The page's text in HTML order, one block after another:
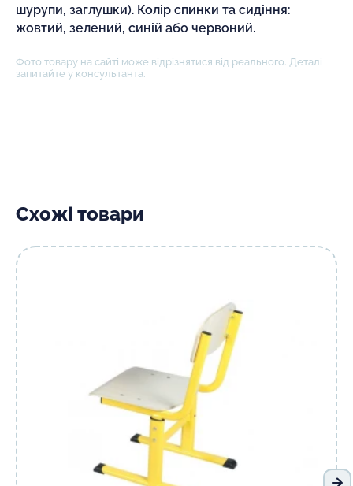
шурупи, заглушки). Колір спинки та сидіння:
жовтий, зелений, синій або червоний.
Фото товару на сайті може відрізнятися від реального. Деталі
запитайте у консультанта.
Схожі товари